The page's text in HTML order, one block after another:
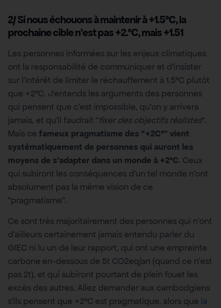
2/ Si nous échouons à maintenir à +1.5°C, la
prochaine cible n’est pas +2.°C, mais +1.51
Les personnes informées sur les enjeux climatiques
ont la responsabilité de communiquer et d’insister
sur l’intérêt de limiter le réchauffement à 1.5°C plutôt
que +2°C. J’entends les arguments des personnes
qui pensent que c’est impossible, qu’on y arrivera
jamais, et qu’il faudrait “fixer des objectifs réalistes“.
Mais ce fameux pragmatisme des “+2C°” vient
systématiquement de personnes qui auront les
moyens de s’adapter dans un monde à +2°C. Ceux
qui subiront les conséquences d’un tel monde n’ont
absolument pas la même vision de ce
“pragmatisme”.
Ce sont très majoritairement des personnes qui n’ont
d’ailleurs certainement jamais entendu parler du
GIEC ni lu un de leur rapport, qui ont une empreinte
carbone en-dessous de 5t CO2eq/an (quand ce n’est
pas 2t), et qui subiront pourtant de plein fouet les
excès des autres. Allez demander aux cambodgiens
s’ils pensent que +2°C est pragmatique, alors que la